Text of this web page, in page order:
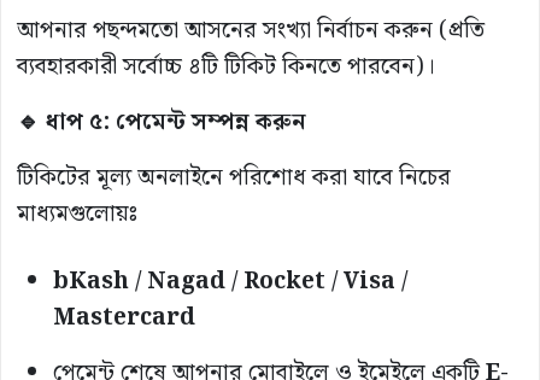
আপনার পছন্দমতো আসনের সংখ্যা নির্বাচন করুন (প্রতি
ব্যবহারকারী সর্বোচ্চ ৪টি টিকিট কিনতে পারবেন)।
🔹 ধাপ ৫: পেমেন্ট সম্পন্ন করুন
টিকিটের মূল্য অনলাইনে পরিশোধ করা যাবে নিচের
মাধ্যমগুলোয়ঃ
bKash / Nagad / Rocket / Visa /
Mastercard